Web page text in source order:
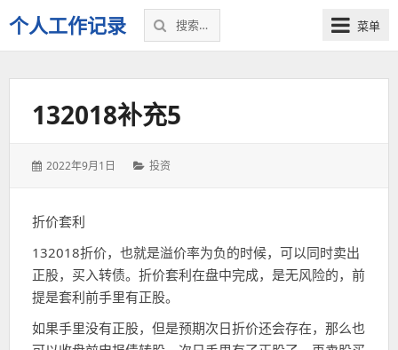
个人工作记录
搜
索：
菜单
132018补充5
发
2022年9月1日
分
投资
折价套利
132018折价，也就是溢价率为负的时候，可以同时卖出
正股，买入转债。折价套利在盘中完成，是无风险的，前
提是套利前手里有正股。
如果手里没有正股，但是预期次日折价还会存在，那么也